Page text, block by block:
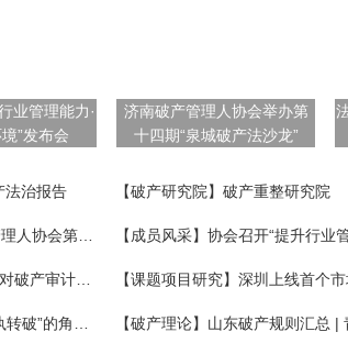
业管理能力·
”发布会
济南破产管理人协会举办第
十四期“泉城破产法沙龙”
法治报告 【破产研究院】破产重整研究院